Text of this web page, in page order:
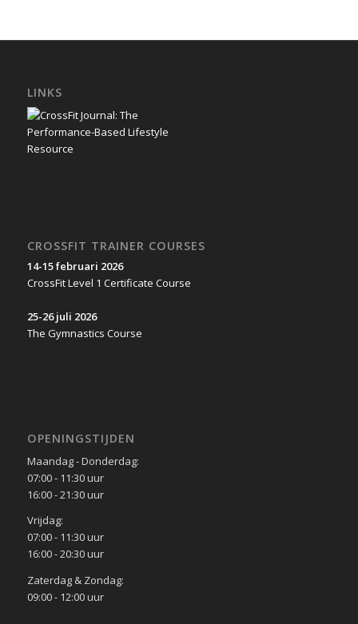
LINKS
CROSSFIT TRAINER COURSES
14-15 februari 2026
CrossFit Level 1 Certificate Course
25-26 juli 2026
The Gymnastics Course
OPENINGSTIJDEN
Maandag - Donderdag:
07:00 - 11:30 uur
16:00 - 21:30 uur
Vrijdag:
07:00 - 11:30 uur
16:00 - 20:30 uur
Zaterdag & Zondag:
09:00 - 12:00 uur